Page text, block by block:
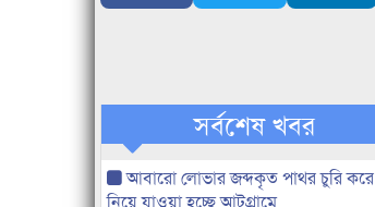
সর্বশেষ খবর
আবারো লোভার জব্দকৃত পাথর চুরি করে
নিয়ে যাওয়া হচ্ছে আটগ্রামে